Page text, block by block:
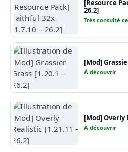
[Resource
26.2]
Très consulté
[Mod]
À découvrir
[Mod] Overly
À découvrir